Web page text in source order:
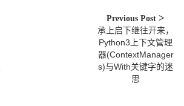
job_ids
.remove(
self
.write(
self
.write(
self
Previous Post
承上启下继往开来，
Python3上下文管理
器(ContextManager
s)与With关键字的迷
思